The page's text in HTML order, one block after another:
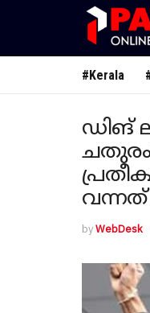
#Kerala
ഡിങ്
വന്നത്
byWebDesk